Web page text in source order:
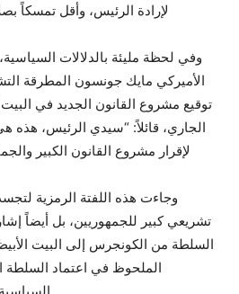
لإرادة الرئيس، وأقل تمسكاً
وفي لحظة مليئة بالدلالات
الأميركي مايك جونسون المطرقة
توقيع مشروع القانون الجديد في البيت
الجاري، قائلاً: “سيدي الرئيس،
لإقرار مشروع القانون الكبير
وجاءت هذه اللفتة الرمزية
تشريعي كبير للجمهوريين، بل أيضاً
السلطة من الكونجرس إلى البيت
الملحوظ في اعتماد السلطة